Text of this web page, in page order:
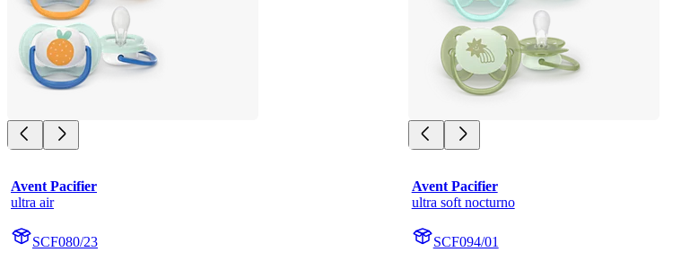
Avent Pacifier
ultra air
SCF080/23
Avent Pacifier
ultra soft nocturno
SCF094/01